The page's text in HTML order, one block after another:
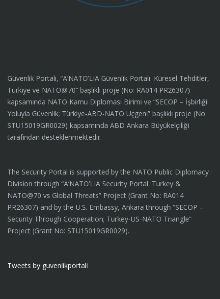
Güvenlik Portalı, “A’NATO’LIA Güvenlik Portalı: Küresel Tehditler,
Türkiye ve NATO@70” başlıklı proje (No: RA014 PR26307)
kapsamında NATO Kamu Diplomasi Birimi ve “SECOP – İşbirliği
Yoluyla Güvenlik; Türkiye-ABD-NATO Üçgeni” başlıklı proje (No:
STU15019GR0029) kapsamında ABD Ankara Büyükelçiliği
tarafından desteklenmektedir.
The Security Portal is supported by the NATO Public Diplomacy
Division through “A’NATO’LIA Security Portal: Turkey &
NATO@70 vs Global Threats” Project (Grant No: RA014
PR26307) and by the U.S. Embassy, Ankara through “SECOP –
Security Through Cooperation; Turkey-US-NATO Triangle”
Project (Grant No: STU15019GR0029).
Tweets by guvenlikportali